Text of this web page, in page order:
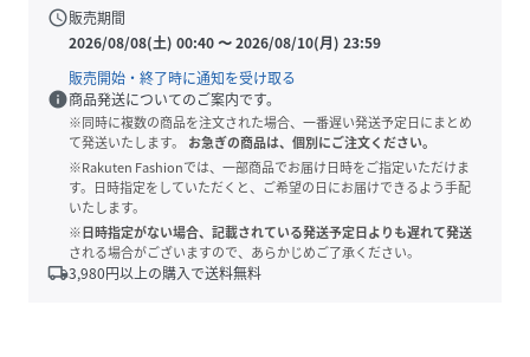
schedule販売期間
2026/08/08(土) 00:40〜2026/08/10(月) 23:59
販売開始・終了時に通知を受け取る
info商品発送についてのご案内です。
※同時に複数の商品を注文された場合、一番遅い発送予定日にまとめ
て発送いたします。
お急ぎの商品は、個別にご注文ください。
※Rakuten Fashionでは、一部商品でお届け日時をご指定いただけま
す。日時指定をしていただくと、ご希望の日にお届けできるよう手配
いたします。
※日時指定がない場合、記載されている発送予定日よりも遅れて発送
される場合がございますので、あらかじめご了承ください。
local_shipping3,980円以上の購入で送料無料